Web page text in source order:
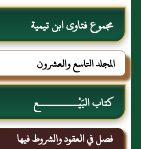
مجموع فتاوى ابن تيمية
المجلد التاسع والعشرون
كتاب البَيْـــــــــــع
فصل في العقود والشروط فيها